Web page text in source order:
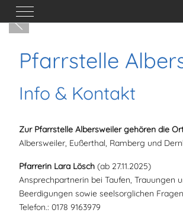
Mobile Menu Toggle
Pfarrstelle
Info & Kontakt
Zur Pfarrstelle Albersweiler gehören die
Albersweiler, Eußerthal, Ramberg und
Pfarrerin Lara Lösch (ab 27.11.2025)
Ansprechpartnerin bei Taufen, Trauungen
Beerdigungen sowie seelsorglichen Fragen
Telefon.: 0178 9163979